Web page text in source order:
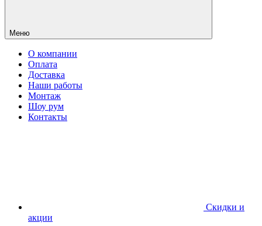
Меню
О компании
Оплата
Доставка
Наши работы
Монтаж
Шоу рум
Контакты
Скидки и
акции